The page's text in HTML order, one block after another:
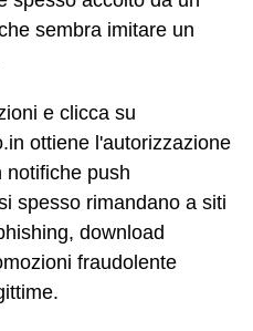
sembra imitare un
e clicca su
ottiene l'autorizzazione
notifiche push
spesso rimandano a siti
download
fraudolente